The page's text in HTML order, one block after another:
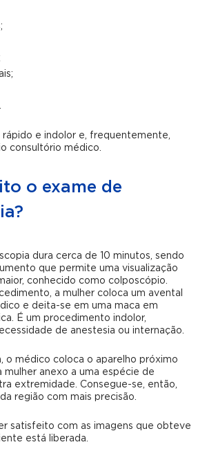
e indolor e, frequentemente,
consultório médico.
o exame de
dura cerca de 10 minutos, sendo
que permite uma visualização
conhecido como colposcópio.
a mulher coloca um avental
e deita-se em uma maca em
É um procedimento indolor,
de anestesia ou internação.
o médico coloca o aparelho próximo
mulher anexo a uma espécie de
extremidade. Consegue-se, então,
região com mais precisão.
satisfeito com as imagens que obteve
está liberada.